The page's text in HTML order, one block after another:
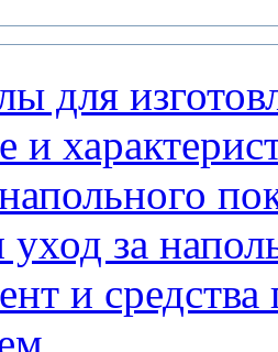
для
и
уход за
и